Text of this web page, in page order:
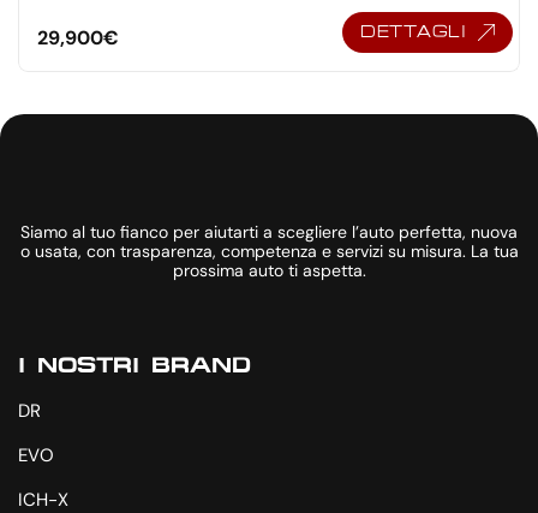
29,900€ DETTAGLI
Siamo al tuo fianco per aiutarti a scegliere l’auto perfetta, nuova
o usata, con trasparenza, competenza e servizi su misura. La tua
prossima auto ti aspetta.
I NOSTRI BRAND
DR
EVO
ICH-X